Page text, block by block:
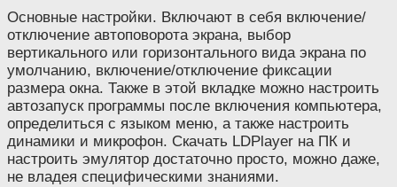
Основные настройки. Включают в себя включение/
отключение автоповорота экрана, выбор
вертикального или горизонтального вида экрана по
умолчанию, включение/отключение фиксации
размера окна. Также в этой вкладке можно настроить
автозапуск программы после включения компьютера,
определиться с языком меню, а также настроить
динамики и микрофон. Скачать LDPlayer на ПК и
настроить эмулятор достаточно просто, можно даже,
не владея специфическими знаниями.